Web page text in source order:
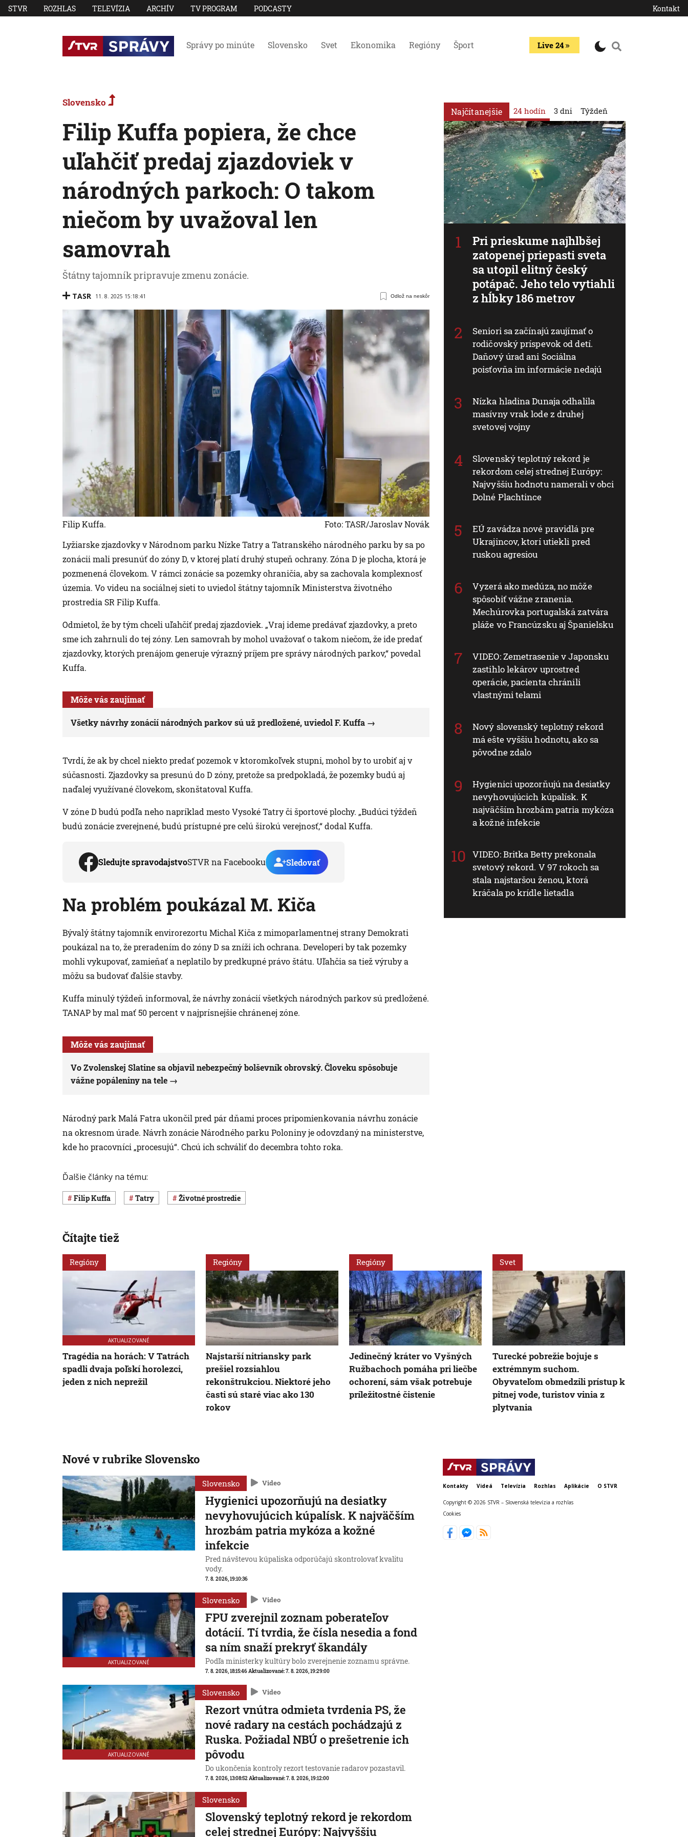
STVR ROZHLAS TELEVÍZIA ARCHÍV TV PROGRAM PODCASTY Kontakt
Správy po minúte Slovensko Svet Ekonomika Regióny Šport Live 24
Slovensko
Filip Kuffa popiera, že chce
uľahčiť predaj zjazdoviek v
národných parkoch: O takom
niečom by uvažoval len
samovrah
Štátny tajomník pripravuje zmenu zonácie.
TASR 11. 8. 2025 15:18:41 Odlož na neskôr
Filip Kuffa.
Foto: TASR/Jaroslav Novák
Lyžiarske zjazdovky v Národnom parku Nízke Tatry a Tatranského národného parku by sa po
zonácii mali presunúť do zóny D, v ktorej platí druhý stupeň ochrany. Zóna D je plocha, ktorá je
pozmenená človekom. V rámci zonácie sa pozemky ohraničia, aby sa zachovala komplexnosť
územia. Vo videu na sociálnej sieti to uviedol štátny tajomník Ministerstva životného
prostredia SR Filip Kuffa.
Odmietol, že by tým chceli uľahčiť predaj zjazdoviek. „Vraj ideme predávať zjazdovky, a preto
sme ich zahrnuli do tej zóny. Len samovrah by mohol uvažovať o takom niečom, že ide predať
zjazdovky, ktorých prenájom generuje výrazný príjem pre správy národných parkov,“ povedal
Kuffa.
Môže vás zaujímať
Všetky návrhy zonácií národných parkov sú už predložené, uviedol F. Kuffa
Tvrdí, že ak by chcel niekto predať pozemok v ktoromkoľvek stupni, mohol by to urobiť aj v
súčasnosti. Zjazdovky sa presunú do D zóny, pretože sa predpokladá, že pozemky budú aj
naďalej využívané človekom, skonštatoval Kuffa.
V zóne D budú podľa neho napríklad mesto Vysoké Tatry či športové plochy. „Budúci týždeň
budú zonácie zverejnené, budú prístupné pre celú širokú verejnosť,“ dodal Kuffa.
Sledujte spravodajstvoSTVR na Facebooku Sledovať
Na problém poukázal M. Kiča
Bývalý štátny tajomník envirorezortu Michal Kiča z mimoparlamentnej strany Demokrati
poukázal na to, že preradením do zóny D sa zníži ich ochrana. Developeri by tak pozemky
mohli vykupovať, zamieňať a neplatilo by predkupné právo štátu. Uľahčia sa tiež výruby a
môžu sa budovať ďalšie stavby.
Kuffa minulý týždeň informoval, že návrhy zonácií všetkých národných parkov sú predložené.
TANAP by mal mať 50 percent v najprísnejšie chránenej zóne.
Môže vás zaujímať
Vo Zvolenskej Slatine sa objavil nebezpečný bolševník obrovský. Človeku spôsobuje
vážne popáleniny na tele
Národný park Malá Fatra ukončil pred pár dňami proces pripomienkovania návrhu zonácie
na okresnom úrade. Návrh zonácie Národného parku Poloniny je odovzdaný na ministerstve,
kde ho pracovníci „procesujú“. Chcú ich schváliť do decembra tohto roka.
Ďalšie články na tému:
Filip Kuffa Tatry Životné prostredie
Najčítanejšie 24 hodín
Pri prieskume najhlbšej
zatopenej priepasti sveta
sa utopil elitný český
potápač. Jeho telo vytiahli
z hĺbky 186 metrov
Seniori sa začínajú zaujímať o
rodičovský príspevok od detí.
Daňový úrad ani Sociálna
poisťovňa im informácie nedajú
Nízka hladina Dunaja odhalila
masívny vrak lode z druhej
svetovej vojny
Slovenský teplotný rekord je
rekordom celej strednej Európy:
Najvyššiu hodnotu namerali v obci
Dolné Plachtince
EÚ zavádza nové pravidlá pre
Ukrajincov, ktorí utiekli pred
ruskou agresiou
Vyzerá ako medúza, no môže
spôsobiť vážne zranenia.
Mechúrovka portugalská zatvára
pláže vo Francúzsku aj Španielsku
VIDEO: Zemetrasenie v Japonsku
zastihlo lekárov uprostred
operácie, pacienta chránili
vlastnými telami
Nový slovenský teplotný rekord
má ešte vyššiu hodnotu, ako sa
pôvodne zdalo
Hygienici upozorňujú na desiatky
nevyhovujúcich kúpalísk. K
najväčším hrozbám patria mykóza
a kožné infekcie
VIDEO: Britka Betty prekonala
svetový rekord. V 97 rokoch sa
stala najstaršou ženou, ktorá
kráčala po krídle lietadla
3 dni Týždeň
Čítajte tiež
Regióny
AKTUALIZOVANÉ
Tragédia na horách: V Tatrách
spadli dvaja poľskí horolezci,
jeden z nich neprežil
Regióny
Najstarší nitriansky park
prešiel rozsiahlou
rekonštrukciou. Niektoré jeho
časti sú staré viac ako 130
rokov
Regióny
Jedinečný kráter vo Vyšných
Ružbachoch pomáha pri liečbe
ochorení, sám však potrebuje
príležitostné čistenie
Svet
Turecké pobrežie bojuje s
extrémnym suchom.
Obyvateľom obmedzili prístup k
pitnej vode, turistov vinia z
plytvania
Nové v rubrike Slovensko
Slovensko Video
Hygienici upozorňujú na desiatky
nevyhovujúcich kúpalísk. K najväčším
hrozbám patria mykóza a kožné
infekcie
Pred návštevou kúpaliska odporúčajú skontrolovať kvalitu
vody.
7. 8. 2026, 19:10:36
AKTUALIZOVANÉ
Slovensko Video
FPU zverejnil zoznam poberateľov
dotácií. Tí tvrdia, že čísla nesedia a fond
sa ním snaží prekryť škandály
Podľa ministerky kultúry bolo zverejnenie zoznamu správne.
7. 8. 2026, 18:15:46Aktualizované:7. 8. 2026, 19:29:00
AKTUALIZOVANÉ
Slovensko Video
Rezort vnútra odmieta tvrdenia PS, že
nové radary na cestách pochádzajú z
Ruska. Požiadal NBÚ o prešetrenie ich
pôvodu
Do ukončenia kontroly rezort testovanie radarov pozastavil.
7. 8. 2026, 13:08:52Aktualizované:7. 8. 2026, 19:12:00
Slovensko
Slovenský teplotný rekord je rekordom
celej strednej Európy: Najvyššiu
Kontakty Videá Televízia Rozhlas Aplikácie O STVR
Copyright © 2026 STVR – Slovenská televízia a rozhlas
Cookies